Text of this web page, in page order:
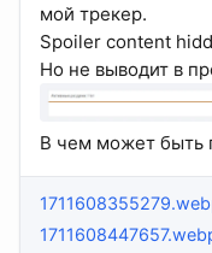
мой трекер.
Spoiler content
Но не выводит в
В чем может быть